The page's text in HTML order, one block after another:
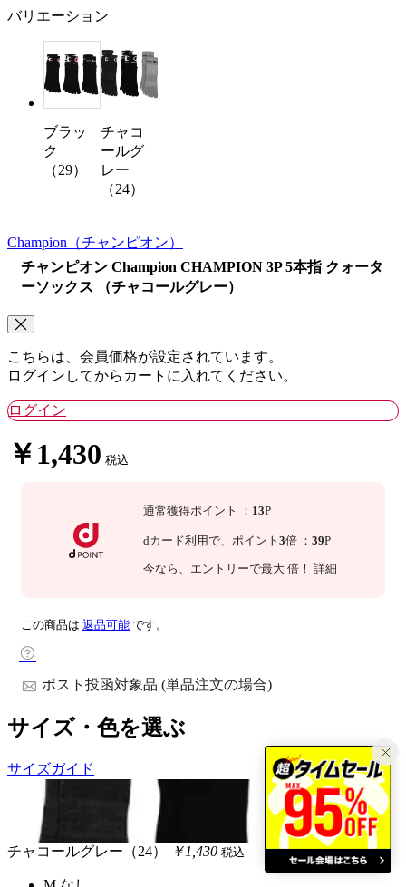
バリエーション
ブラッ
ク
（29）
チャコ
ールグ
レー
（24）
Champion （チャンピオン）
チャンピオン Champion CHAMPION 3P 5本指 クォータ
ーソックス （チャコールグレー）
こちらは、会員価格が設定されています。
ログインしてからカートに入れてください。
ログイン
￥1,430 税込
通常獲得ポイント ： 13P
dカード利用で、 ポイント 3倍 ： 39P
今なら 、エントリーで最大 倍！ 詳細
この商品は 返品可能 です。
ポスト投函対象品 (単品注文の場合)
サイズ・色を選ぶ
サイズガイド
チャコールグレー（24） ￥1,430 税込